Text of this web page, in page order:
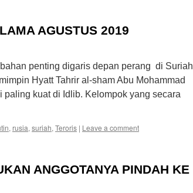
AGUSTUS 2019
penting digaris depan perang di Suriah
Hyatt Tahrir al-sham Abu Mohammad
kuat di Idlib. Kelompok yang secara
, rusia, suriah, Teroris | Leave a comment
ANGGOTANYA PINDAH KE